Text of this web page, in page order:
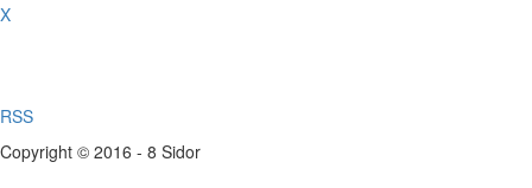
X
RSS
Copyright © 2016 - 8 Sidor